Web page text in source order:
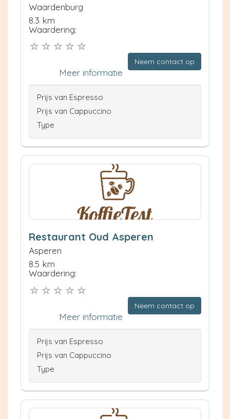
Waardenburg
8.3 km
Waardering:
Neem contact op
Meer informatie
Prijs van Espresso
Prijs van Cappuccino
Type
Restaurant Oud Asperen
Asperen
8.5 km
Waardering:
Neem contact op
Meer informatie
Prijs van Espresso
Prijs van Cappuccino
Type